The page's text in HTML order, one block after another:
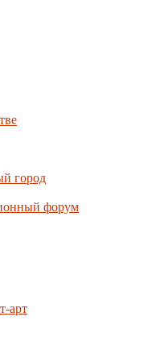
город
форум
арт